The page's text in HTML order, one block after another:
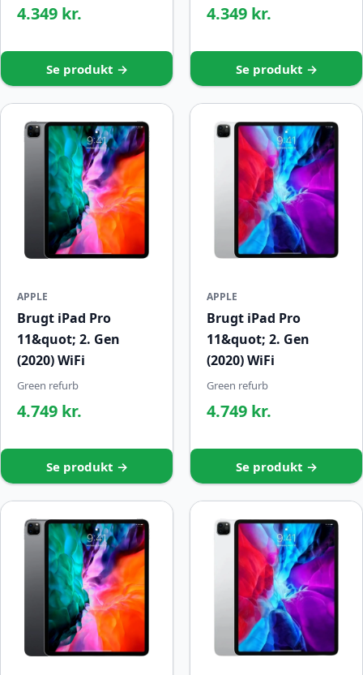
4.349 kr.
Se produkt →
4.349 kr.
Se produkt →
APPLE
Brugt iPad Pro
11&quot; 2. Gen
(2020) WiFi
Green refurb
4.749 kr.
Se produkt →
APPLE
Brugt iPad Pro
11&quot; 2. Gen
(2020) WiFi
Green refurb
4.749 kr.
Se produkt →